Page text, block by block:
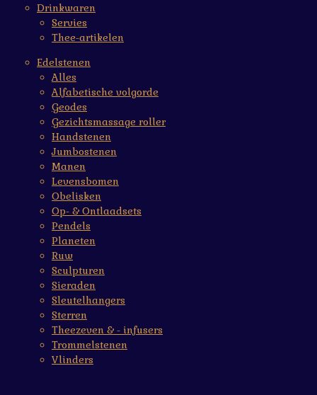
Drinkwaren
Servies
Thee-artikelen
Edelstenen
Alles
Alfabetische volgorde
Geodes
Gezichtsmassage roller
Handstenen
Jumbostenen
Manen
Levensbomen
Obelisken
Op- & Ontlaadsets
Pendels
Planeten
Ruw
Sculpturen
Sieraden
Sleutelhangers
Sterren
Theezeven & - infusers
Trommelstenen
Vlinders